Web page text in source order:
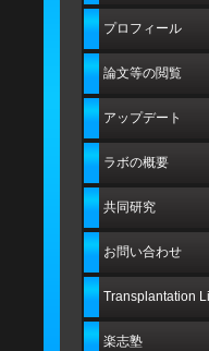
プロフィール
論文等の閲覧
アップデート
ラボの概要
共同研究
お問い合わせ
Transplantation
楽志塾